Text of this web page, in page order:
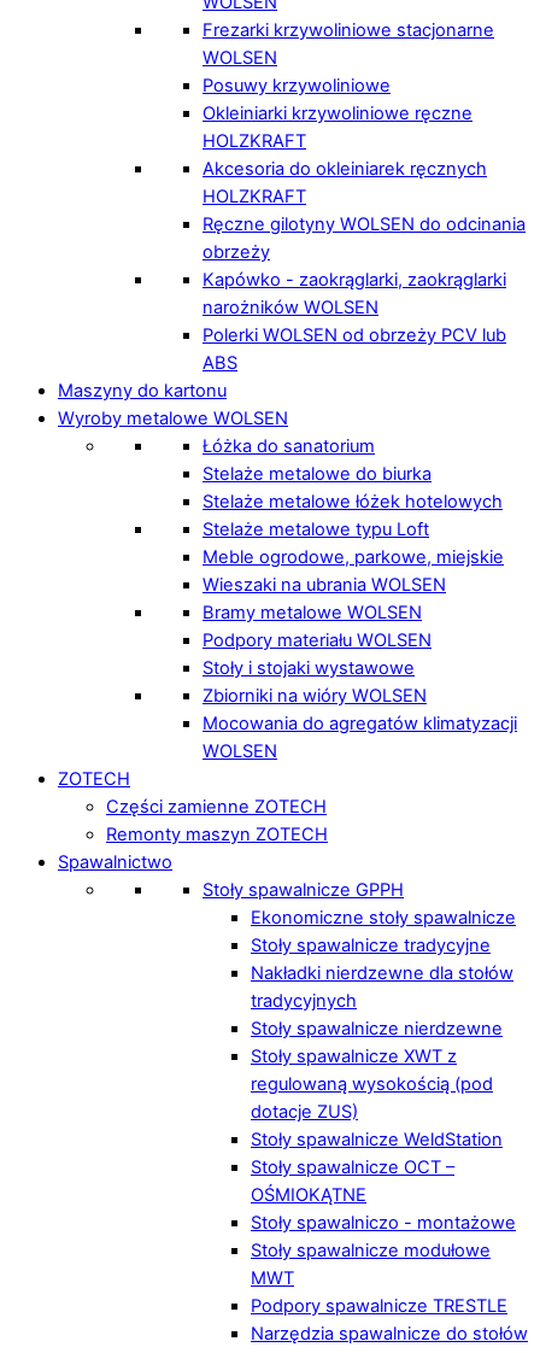
Frezarki krzywoliniowe stacjonarne
WOLSEN
Posuwy krzywoliniowe
Okleiniarki krzywoliniowe ręczne
HOLZKRAFT
Akcesoria do okleiniarek ręcznych
HOLZKRAFT
Ręczne gilotyny WOLSEN do odcinania
obrzeży
Kapówko - zaokrąglarki, zaokrąglarki
narożników WOLSEN
Polerki WOLSEN od obrzeży PCV lub
ABS
Maszyny do kartonu
Wyroby metalowe WOLSEN
Łóżka do sanatorium
Stelaże metalowe do biurka
Stelaże metalowe łóżek hotelowych
Stelaże metalowe typu Loft
Meble ogrodowe, parkowe, miejskie
Wieszaki na ubrania WOLSEN
Bramy metalowe WOLSEN
Podpory materiału WOLSEN
Stoły i stojaki wystawowe
Zbiorniki na wióry WOLSEN
Mocowania do agregatów klimatyzacji
WOLSEN
ZOTECH
Części zamienne ZOTECH
Remonty maszyn ZOTECH
Spawalnictwo
Stoły spawalnicze GPPH
Ekonomiczne stoły spawalnicze
Stoły spawalnicze tradycyjne
Nakładki nierdzewne dla stołów
tradycyjnych
Stoły spawalnicze nierdzewne
Stoły spawalnicze XWT z
regulowaną wysokością (pod
dotacje ZUS)
Stoły spawalnicze WeldStation
Stoły spawalnicze OCT –
OŚMIOKĄTNE
Stoły spawalniczo - montażowe
Stoły spawalnicze modułowe
MWT
Podpory spawalnicze TRESTLE
Narzędzia spawalnicze do stołów